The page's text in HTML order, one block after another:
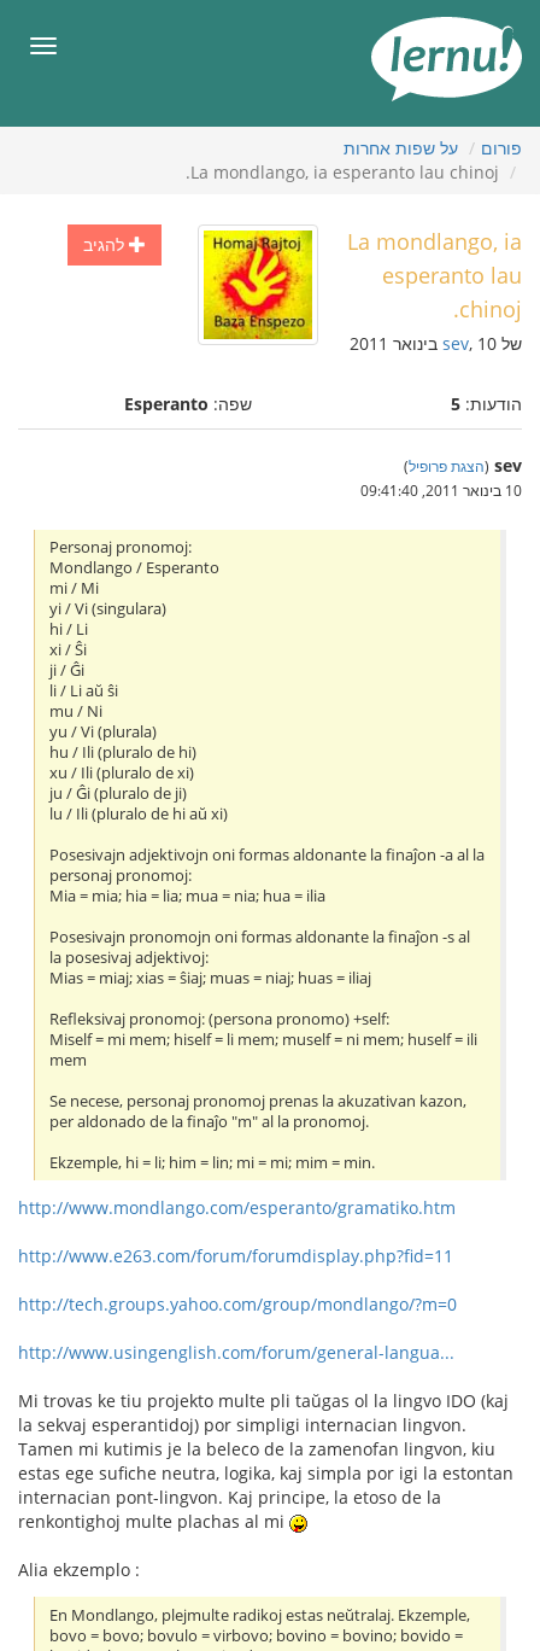
העניינים
פורום
על שפות אחרות
La mondlango, ia esperanto lau chinoj.
להגיב
La mondlango, ia
esperanto lau
chinoj.
של sev, 10 בינואר 2011
הודעות: 5 שפה: Esperanto
sev
(הצגת פרופיל)
10 בינואר 2011, 09:41:40
Personaj pronomoj:
Mondlango / Esperanto
mi / Mi
yi / Vi (singulara)
hi / Li
xi / Ŝi
ji / Ĝi
li / Li aŭ ŝi
mu / Ni
yu / Vi (plurala)
hu / Ili (pluralo de hi)
xu / Ili (pluralo de xi)
ju / Ĝi (pluralo de ji)
lu / Ili (pluralo de hi aŭ xi)
Posesivajn adjektivojn oni formas aldonante la finaĵon -a al la
personaj pronomoj:
Mia = mia; hia = lia; mua = nia; hua = ilia
Posesivajn pronomojn oni formas aldonante la finaĵon -s al
la posesivaj adjektivoj:
Mias = miaj; xias = ŝiaj; muas = niaj; huas = iliaj
Refleksivaj pronomoj: (persona pronomo) +self:
Miself = mi mem; hiself = li mem; muself = ni mem; huself = ili
mem
Se necese, personaj pronomoj prenas la akuzativan kazon,
per aldonado de la finaĵo "m" al la pronomoj.
Ekzemple, hi = li; him = lin; mi = mi; mim = min.
http://www.mondlango.com/esperanto/gramatiko.htm
http://www.e263.com/forum/forumdisplay.php?fid=11
http://tech.groups.yahoo.com/group/mondlango/?m=0
http://www.usingenglish.com/forum/general-langua...
Mi trovas ke tiu projekto multe pli taŭgas ol la lingvo IDO (kaj
la sekvaj esperantidoj) por simpligi internacian lingvon.
Tamen mi kutimis je la beleco de la zamenofan lingvon, kiu
estas ege sufiche neutra, logika, kaj simpla por igi la estontan
internacian pont-lingvon. Kaj principe, la etoso de la
renkontighoj multe plachas al mi
Alia ekzemplo :
En Mondlango, plejmulte radikoj estas neŭtralaj. Ekzemple,
bovo = bovo; bovulo = virbovo; bovino = bovino; bovido =